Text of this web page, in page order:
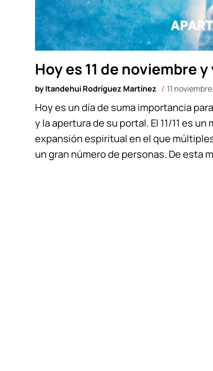
Hoy es 11 de noviembre
byItandehui Rodríguez Martínez 11
Hoy es un día de suma importancia
y la apertura de su portal. El 11/11 es
expansión espiritual en el que
un gran número de personas. De esta